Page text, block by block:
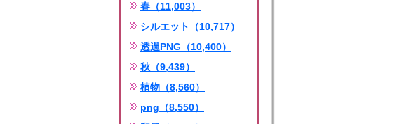
春（11,003）
シルエット（10,717）
透過PNG（10,400）
秋（9,439）
植物（8,560）
png（8,550）